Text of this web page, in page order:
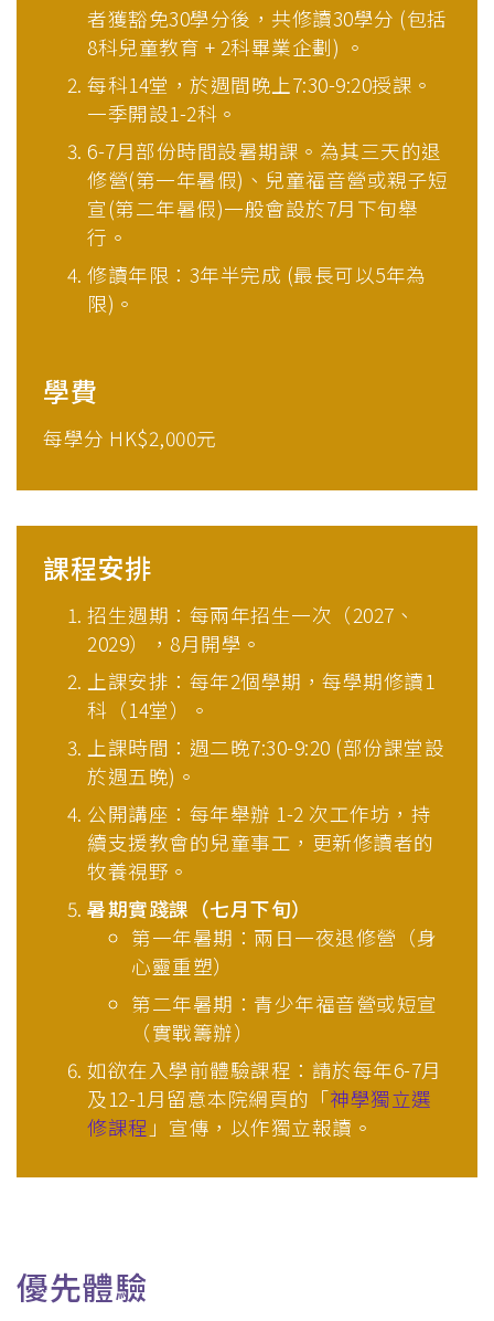
者獲豁免30學分後，共修讀30學分 (包括
8科兒童教育 + 2科畢業企劃) 。
每科14堂，於週間晚上7:30-9:20授課。
一季開設1-2科。
6-7月部份時間設暑期課。為其三天的退
修營(第一年暑假)、兒童福音營或親子短
宣(第二年暑假)一般會設於7月下旬舉
行。
修讀年限：3年半完成 (最長可以5年為
限)。
學費
每學分 HK$2,000元
課程安排
招生週期：每兩年招生一次（2027、
2029），8月開學。
上課安排：每年2個學期，每學期修讀1
科（14堂）。
上課時間：週二晚7:30-9:20 (部份課堂設
於週五晚)。
公開講座：每年舉辦 1-2 次工作坊，持
續支援教會的兒童事工，更新修讀者的
牧養視野。
暑期實踐課（七月下旬）
第一年暑期：兩日一夜退修營（身
心靈重塑）
第二年暑期：青少年福音營或短宣
（實戰籌辦）
如欲在入學前體驗課程：請於每年6-7月
及12-1月留意本院網頁的「神學獨立選
修課程 」宣傳，以作獨立報讀。
優先體驗